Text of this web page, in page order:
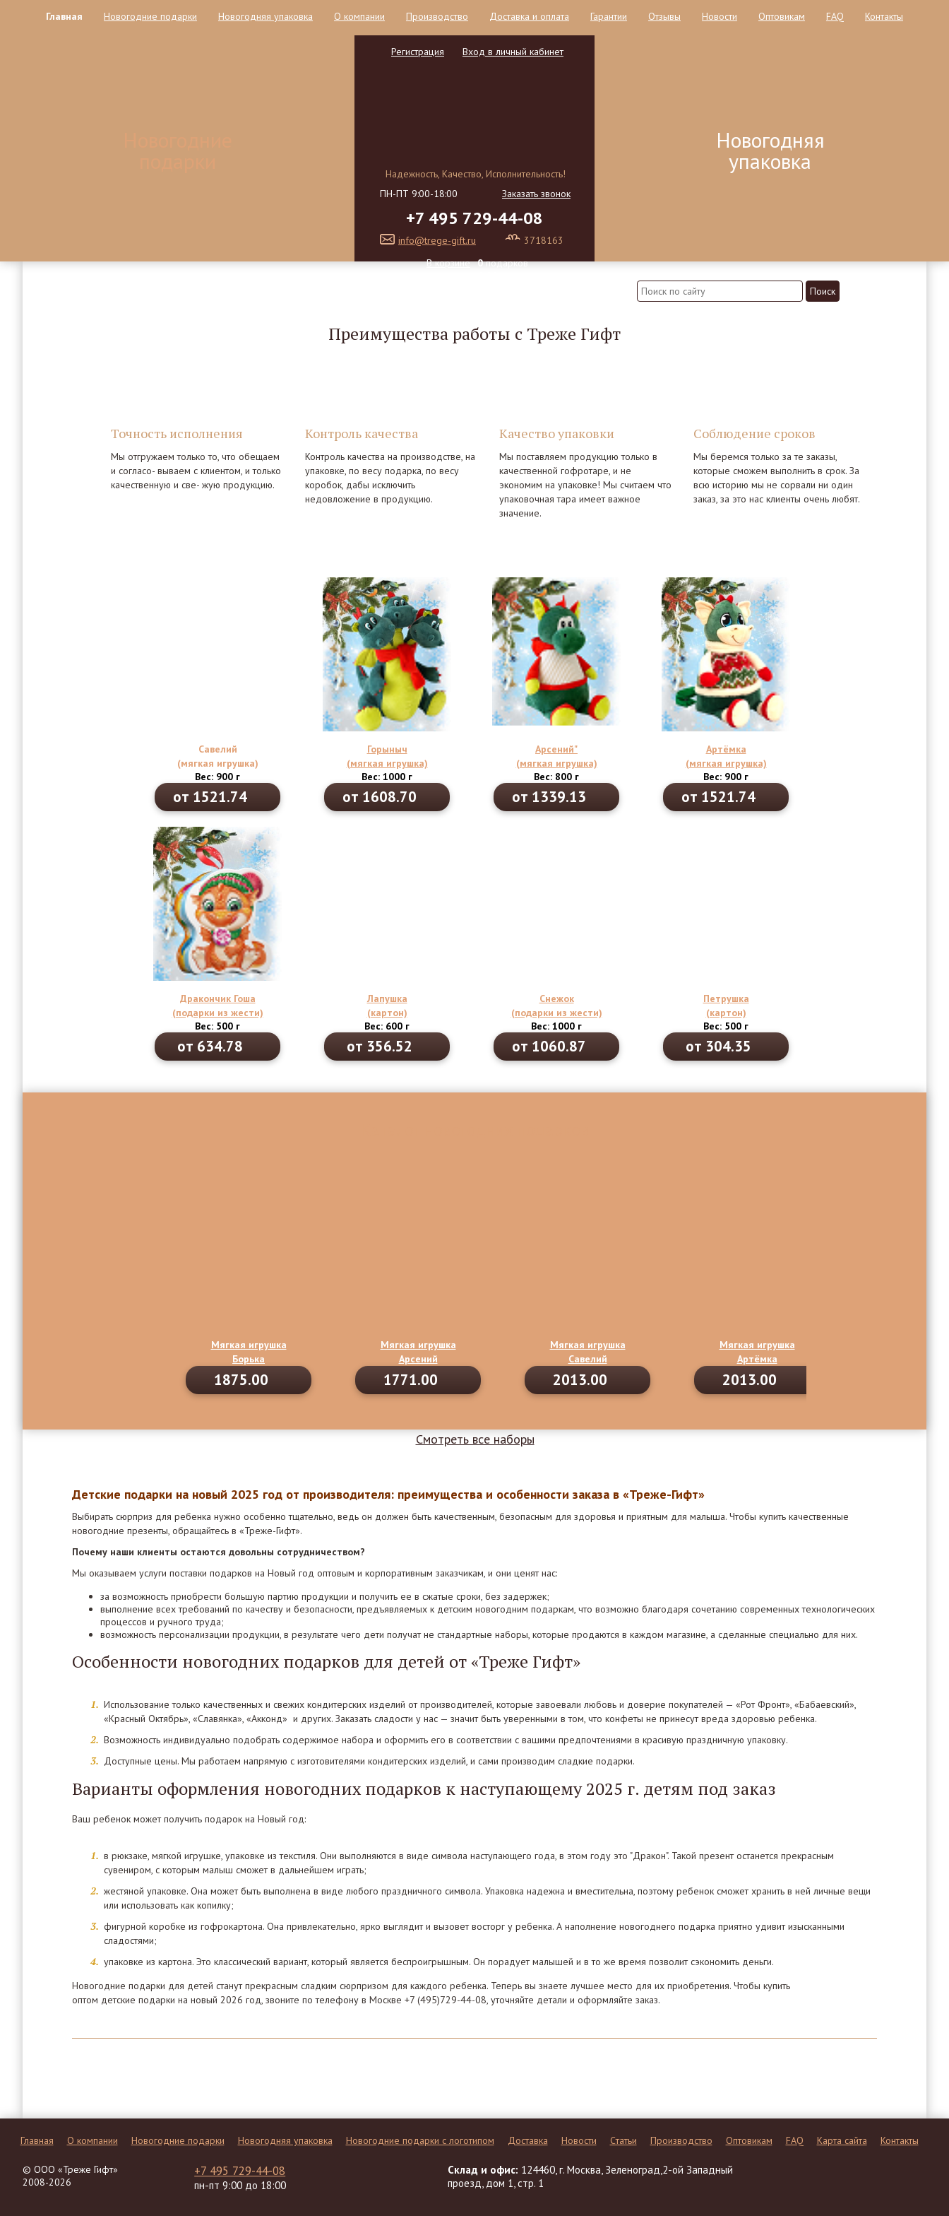
Главная Новогодние подарки Новогодняя упаковка О компании Производство Доставка и оплата Гарантии Отзывы Новости Оптовикам FAQ Контакты
Регистрация Вход в личный кабинет
Надежность, Качество, Исполнительность!
ПН-ПТ 9:00-18:00
Заказать звонок
+7 495 729-44-08
info@trege-gift.ru
3718163
В корзине 0подарков
Новогодняя
упаковка
Преимущества работы с Треже Гифт
Точность исполнения
Мы отгружаем только то, что обещаем
и согласо- вываем с клиентом, и только
качественную и све- жую продукцию.
Соблюдение сроков
Мы беремся только за те заказы,
которые сможем выполнить в срок. За
всю историю мы не сорвали ни один
заказ, за это нас клиенты очень любят.
Контроль качества
Контроль качества на производстве, на
упаковке, по весу подарка, по весу
коробок, дабы исключить
недовложение в продукцию.
Качество упаковки
Мы поставляем продукцию только в
качественной гофротаре, и не
экономим на упаковке! Мы считаем что
упаковочная тара имеет важное
значение.
Савелий
(мягкая игрушка)
Вес: 900 г
от 1521.74
Горыныч
(мягкая игрушка)
Вес: 1000 г
от 1608.70
Арсений"
(мягкая игрушка)
Вес: 800 г
от 1339.13
Артёмка
(мягкая игрушка)
Вес: 900 г
от 1521.74
Дракончик Гоша
(подарки из жести)
Вес: 500 г
от 634.78
Лапушка
(картон)
Вес: 600 г
от 356.52
Снежок
(подарки из жести)
Вес: 1000 г
от 1060.87
Петрушка
(картон)
Вес: 500 г
от 304.35
Мягкая игрушка
Борька
1875.00
Мягкая игрушка
Арсений
1771.00
Мягкая игрушка
Савелий
2013.00
Мягкая игрушка
Артёмка
2013.00
Смотреть все наборы
Детские подарки на новый 2025 год от производителя: преимущества и особенности заказа в «Треже-Гифт»
Выбирать сюрприз для ребенка нужно особенно тщательно, ведь он должен быть качественным, безопасным для здоровья и приятным для малыша. Чтобы купить качественные
новогодние презенты, обращайтесь в «Треже-Гифт».
Почему наши клиенты остаются довольны сотрудничеством?
Мы оказываем услуги поставки подарков на Новый год оптовым и корпоративным заказчикам, и они ценят нас:
за возможность приобрести большую партию продукции и получить ее в сжатые сроки, без задержек;
выполнение всех требований по качеству и безопасности, предъявляемых к детским новогодним подаркам, что возможно благодаря сочетанию современных технологических
процессов и ручного труда;
возможность персонализации продукции, в результате чего дети получат не стандартные наборы, которые продаются в каждом магазине, а сделанные специально для них.
Особенности новогодних подарков для детей от «Треже Гифт»
Использование только качественных и свежих кондитерских изделий от производителей, которые завоевали любовь и доверие покупателей — «Рот Фронт», «Бабаевский»,
«Красный Октябрь», «Славянка», «Акконд» и других. Заказать сладости у нас — значит быть уверенными в том, что конфеты не принесут вреда здоровью ребенка.
Возможность индивидуально подобрать содержимое набора и оформить его в соответствии с вашими предпочтениями в красивую праздничную упаковку.
Доступные цены. Мы работаем напрямую с изготовителями кондитерских изделий, и сами производим сладкие подарки.
Варианты оформления новогодних подарков к наступающему 2025 г. детям под заказ
Ваш ребенок может получить подарок на Новый год:
в рюкзаке, мягкой игрушке, упаковке из текстиля. Они выполняются в виде символа наступающего года, в этом году это "Дракон". Такой презент останется прекрасным
сувениром, с которым малыш сможет в дальнейшем играть;
жестяной упаковке. Она может быть выполнена в виде любого праздничного символа. Упаковка надежна и вместительна, поэтому ребенок сможет хранить в ней личные вещи
или использовать как копилку;
фигурной коробке из гофрокартона. Она привлекательно, ярко выглядит и вызовет восторг у ребенка. А наполнение новогоднего подарка приятно удивит изысканными
сладостями;
упаковке из картона. Это классический вариант, который является беспроигрышным. Он порадует малышей и в то же время позволит сэкономить деньги.
Новогодние подарки для детей станут прекрасным сладким сюрпризом для каждого ребенка. Теперь вы знаете лучшее место для их приобретения. Чтобы купить
оптом детские подарки на новый 2026 год, звоните по телефону в Москве +7 (495)729-44-08, уточняйте детали и оформляйте заказ.
Главная О компании Новогодние подарки Новогодняя упаковка Новогодние подарки с логотипом Доставка Новости Cтатьи Производство Оптовикам FAQ Карта сайта Контакты
© ООО «Треже Гифт»
2008-2026
+7 495 729-44-08
пн-пт 9:00 до 18:00
Склад и офис: 124460, г. Москва, Зеленоград,2-ой Западный
проезд, дом 1, стр. 1